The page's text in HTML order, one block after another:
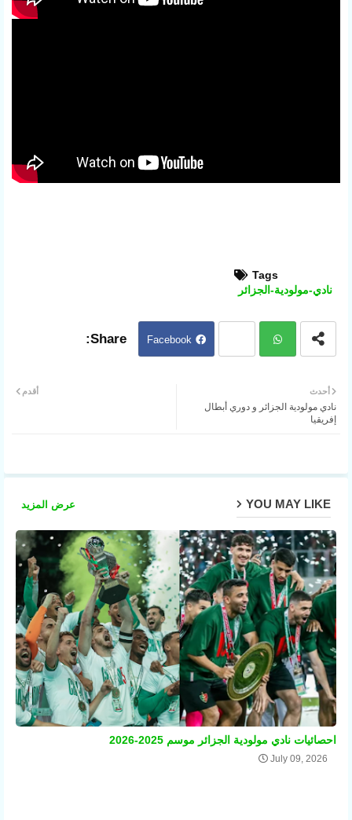
Tags
نادي-مولودية-الجزائر
Facebook
atsa
أحدث
نادي مولودية الجزائر و دوري أبطال
إفريقيا
أقدم
YOU MAY LIKE عرض المزيد
احصائيات نادي مولودية الجزائر موسم 2025-2026
July 09, 2026